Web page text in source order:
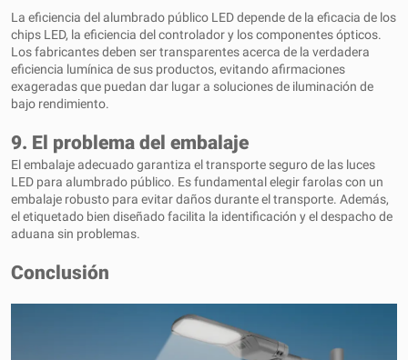
La eficiencia del alumbrado público LED depende de la eficacia de los
chips LED, la eficiencia del controlador y los componentes ópticos.
Los fabricantes deben ser transparentes acerca de la verdadera
eficiencia lumínica de sus productos, evitando afirmaciones
exageradas que puedan dar lugar a soluciones de iluminación de
bajo rendimiento.
9. El problema del embalaje
El embalaje adecuado garantiza el transporte seguro de las luces
LED para alumbrado público. Es fundamental elegir farolas con un
embalaje robusto para evitar daños durante el transporte. Además,
el etiquetado bien diseñado facilita la identificación y el despacho de
aduana sin problemas.
Conclusión